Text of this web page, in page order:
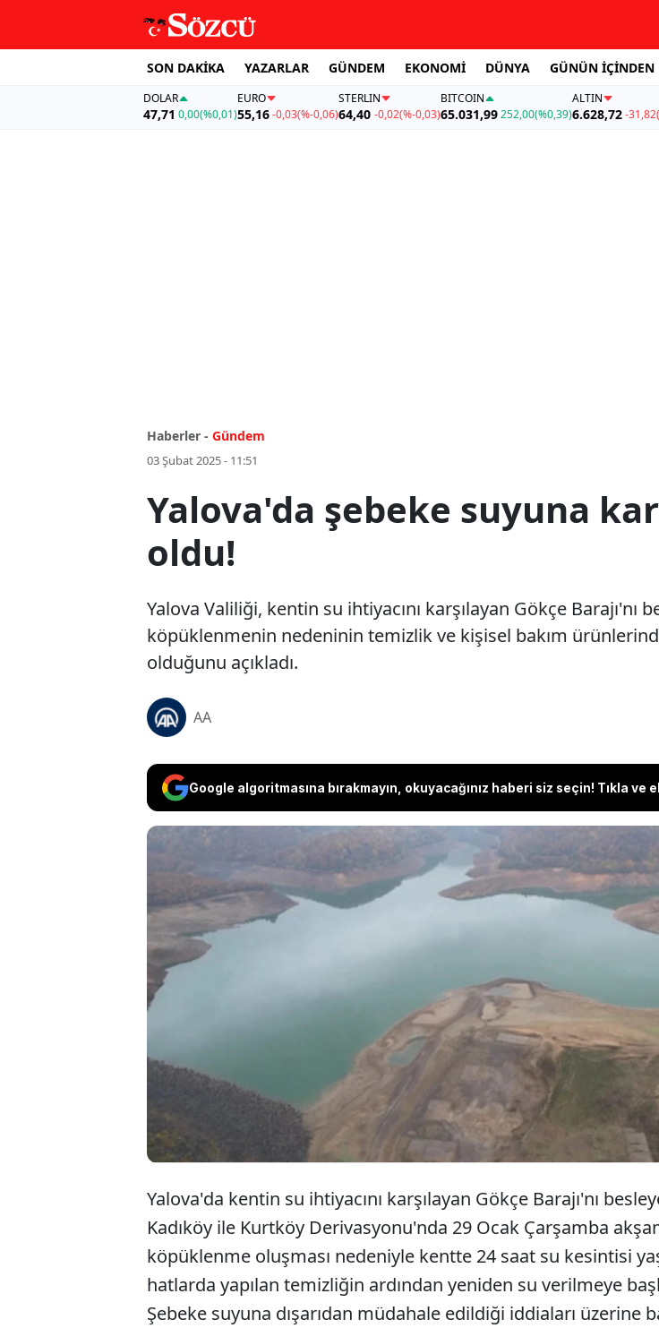
SON DAKİKA YAZARLAR GÜNDEM EKONOMİ DÜNYA GÜNÜN İÇİNDEN
DOLAR
47,71 0,00(%0,01)
EURO
55,16 -0,03(%-0,06)
STERLIN
64,40 -0,02(%-0,03)
BITCOIN
65.031,99252,00(%0,39)
ALTIN
6.628,72-31,82
Haberler - Gündem
03 Şubat 2025 - 11:51
Yalova'da şebeke suyuna
oldu!
Yalova Valiliği, kentin su ihtiyacını karşılayan Gökçe
köpüklenmenin nedeninin temizlik ve kişisel bakım
olduğunu açıkladı.
AA
Google algoritmasına bırakmayın, okuyacağınız haberi siz seçin! Tıkla ve
Yalova Valiliği, kentin su ihtiyacını karşılayan Gökçe
besleyen Kadıköy ile Kurtköy Derivasyonu'ndaki
köpüklenmenin nedeninin temizlik ve kişisel
köpük arttırıcı amaçlı kullanılan bileşik olduğunu
Yalova'da kentin su ihtiyacını karşılayan Gökçe Barajı'nı
Kadıköy ile Kurtköy Derivasyonu'nda 29 Ocak Çarşamba
köpüklenme oluşması nedeniyle kentte 24 saat su kesintisi
hatlarda yapılan temizliğin ardından yeniden su verilmeye
Şebeke suyuna dışarıdan müdahale edildiği iddiaları üzerine